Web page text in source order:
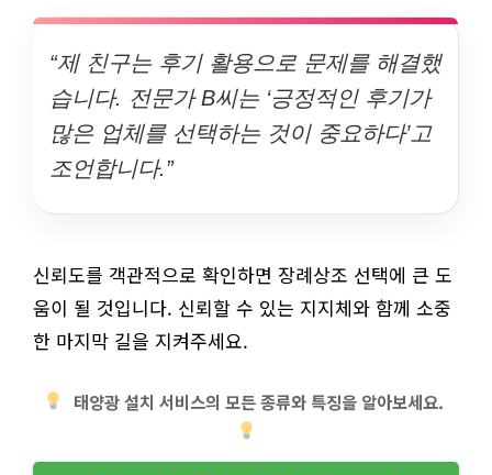
“제 친구는 후기 활용으로 문제를 해결했
습니다. 전문가 B씨는 ‘긍정적인 후기가
많은 업체를 선택하는 것이 중요하다’고
조언합니다.”
신뢰도를 객관적으로 확인하면 장례상조 선택에 큰 도
움이 될 것입니다. 신뢰할 수 있는 지지체와 함께 소중
한 마지막 길을 지켜주세요.
태양광 설치 서비스의 모든 종류와 특징을 알아보세요.